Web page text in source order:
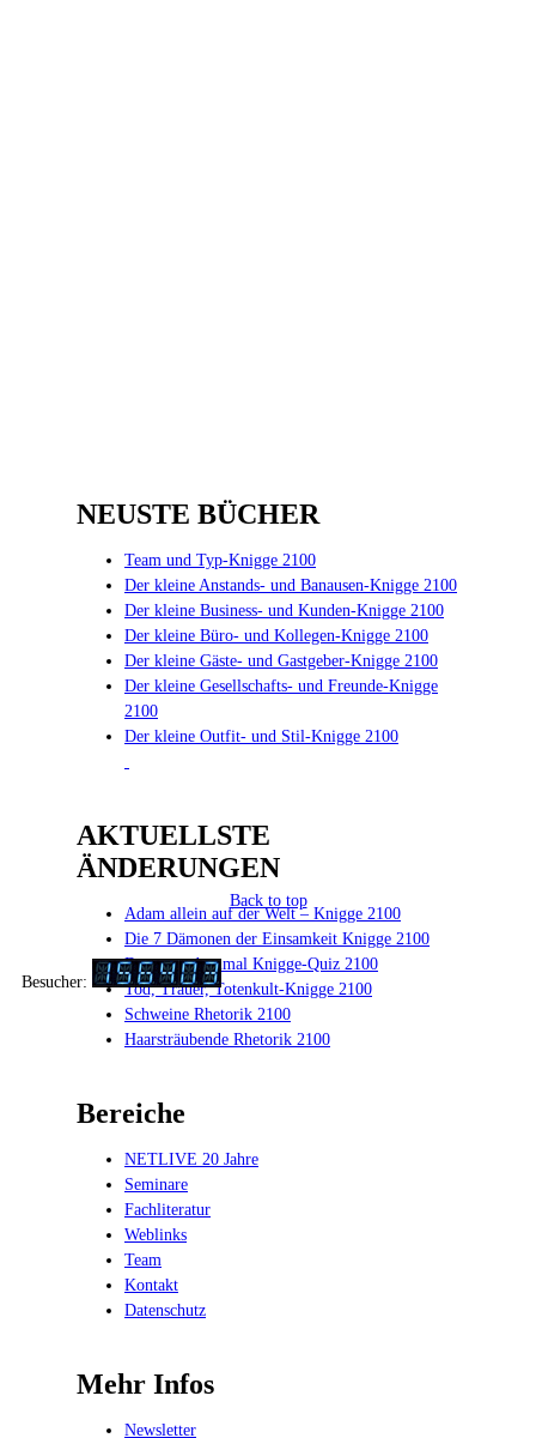
Jahrhundert
Z im 21. Jahrhundert
NEUSTE BÜCHER
Team und Typ-Knigge 2100
Der kleine Anstands- und Banausen-Knigge 2100
Der kleine Business- und Kunden-Knigge 2100
Der kleine Büro- und Kollegen-Knigge 2100
Der kleine Gäste- und Gastgeber-Knigge 2100
Der kleine Gesellschafts- und Freunde-Knigge
2100
Der kleine Outfit- und Stil-Knigge 2100
AKTUELLSTE
ÄNDERUNGEN
Adam allein auf der Welt – Knigge 2100
Die 7 Dämonen der Einsamkeit Knigge 2100
Das anno dazumal Knigge-Quiz 2100
Tod, Trauer, Totenkult-Knigge 2100
Schweine Rhetorik 2100
Haarsträubende Rhetorik 2100
Bereiche
NETLIVE 20 Jahre
Seminare
Fachliteratur
Weblinks
Team
Kontakt
Datenschutz
Mehr Infos
Newsletter
Back to top
Besucher: